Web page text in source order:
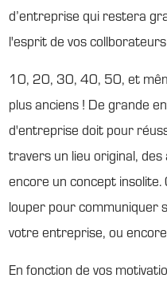
d’entreprise qui restera
l'esprit de vos
10, 20, 30, 40, 50, et
plus anciens ! De grande
d'entreprise doit pour
travers un lieu original,
encore un concept insolite.
louper pour communiquer
votre entreprise, ou
En fonction de vos